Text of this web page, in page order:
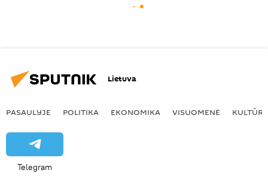
Lietuva
PASAULYJE POLITIKA EKONOMIKA VISUOMENĖ KULTŪRA
Telegram